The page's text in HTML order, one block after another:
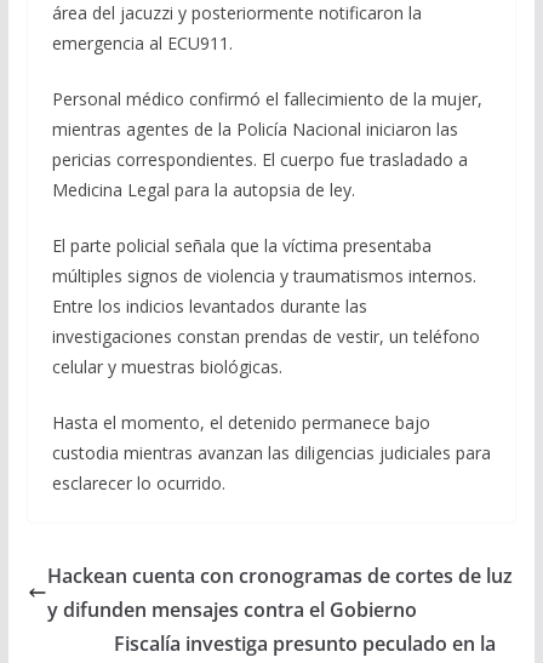
área del jacuzzi y posteriormente notificaron la
emergencia al ECU911.
Personal médico confirmó el fallecimiento de la mujer,
mientras agentes de la Policía Nacional iniciaron las
pericias correspondientes. El cuerpo fue trasladado a
Medicina Legal para la autopsia de ley.
El parte policial señala que la víctima presentaba
múltiples signos de violencia y traumatismos internos.
Entre los indicios levantados durante las
investigaciones constan prendas de vestir, un teléfono
celular y muestras biológicas.
Hasta el momento, el detenido permanece bajo
custodia mientras avanzan las diligencias judiciales para
esclarecer lo ocurrido.
Hackean cuenta con cronogramas de cortes de luz
y difunden mensajes contra el Gobierno
Fiscalía investiga presunto peculado en la